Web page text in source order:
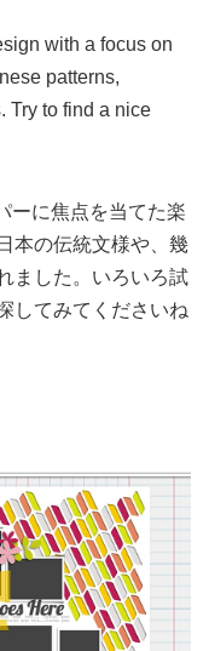
with a focus on
patterns,
Try to find a nice
ーに焦点を当てた楽
本の伝統文様や、幾
ました。いろいろ試
してみてくださいね